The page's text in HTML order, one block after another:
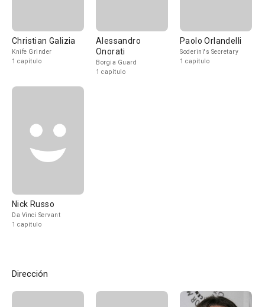
Christian Galizia
Knife Grinder
1 capítulo
Alessandro
Onorati
Borgia Guard
1 capítulo
Paolo Orlandelli
Soderini's Secretary
1 capítulo
Nick Russo
Da Vinci Servant
1 capítulo
Dirección